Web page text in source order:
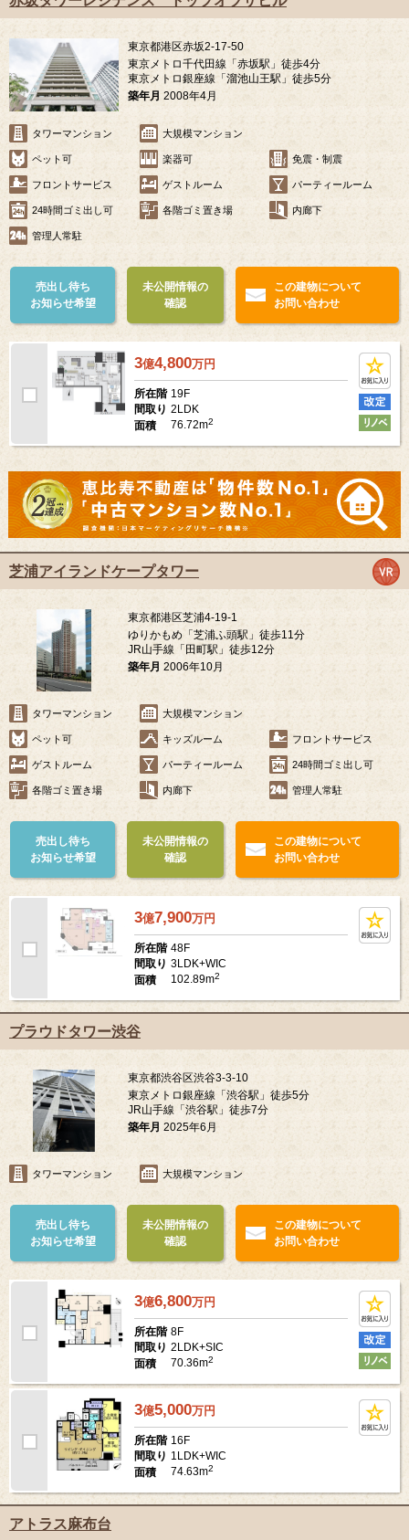
東京都港区赤坂2-17-50
東京メトロ千代田線「赤坂駅」徒歩4分
東京メトロ銀座線「溜池山王駅」徒歩5分
築年月 2008年4月
タワーマンション 大規模マンション
ペット可 楽器可 免震・制震
フロントサービス ゲストルーム パーティールーム
24時間ゴミ出し可 各階ゴミ置き場 内廊下
管理人常駐
売出し待ち
お知らせ希望
未公開情報の
確認
この建物について
お問い合わせ
3億4,800万円
所在階 19F
間取り 2LDK
面積
76.72m2
芝浦アイランドケープタワー
東京都港区芝浦4-19-1
ゆりかもめ「芝浦ふ頭駅」徒歩11分
JR山手線「田町駅」徒歩12分
築年月 2006年10月
タワーマンション 大規模マンション
ペット可 キッズルーム フロントサービス
ゲストルーム パーティールーム 24時間ゴミ出し可
各階ゴミ置き場 内廊下 管理人常駐
売出し待ち
お知らせ希望
未公開情報の
確認
この建物について
お問い合わせ
3億7,900万円
所在階 48F
間取り 3LDK+WIC
面積
102.89m2
プラウドタワー渋谷
東京都渋谷区渋谷3-3-10
東京メトロ銀座線「渋谷駅」徒歩5分
JR山手線「渋谷駅」徒歩7分
築年月 2025年6月
タワーマンション 大規模マンション
売出し待ち
お知らせ希望
未公開情報の
確認
この建物について
お問い合わせ
3億6,800万円
所在階 8F
間取り 2LDK+SIC
面積
70.36m2
3億5,000万円
所在階 16F
間取り 1LDK+WIC
面積
74.63m2
アトラス麻布台